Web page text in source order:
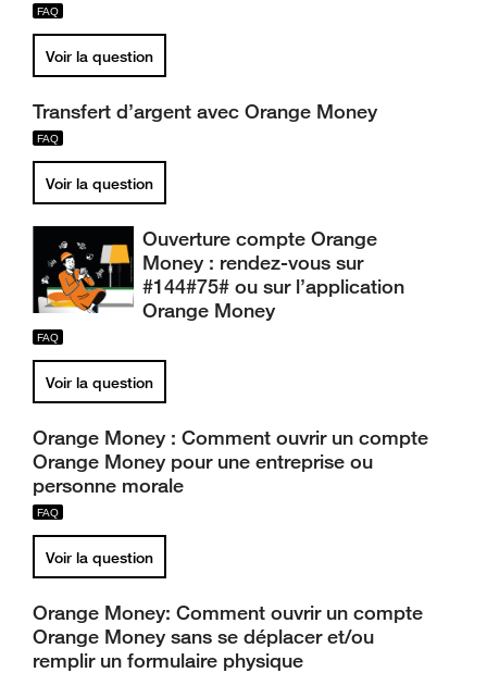
Voir la question
Transfert d’argent avec Orange Money
Voir la question
Ouverture compte Orange
Money : rendez-vous sur
#144#75# ou sur l’application
Orange Money
Voir la question
Orange Money : Comment ouvrir un compte
Orange Money pour une entreprise ou
personne morale
Voir la question
Orange Money: Comment ouvrir un compte
Orange Money sans se déplacer et/ou
remplir un formulaire physique